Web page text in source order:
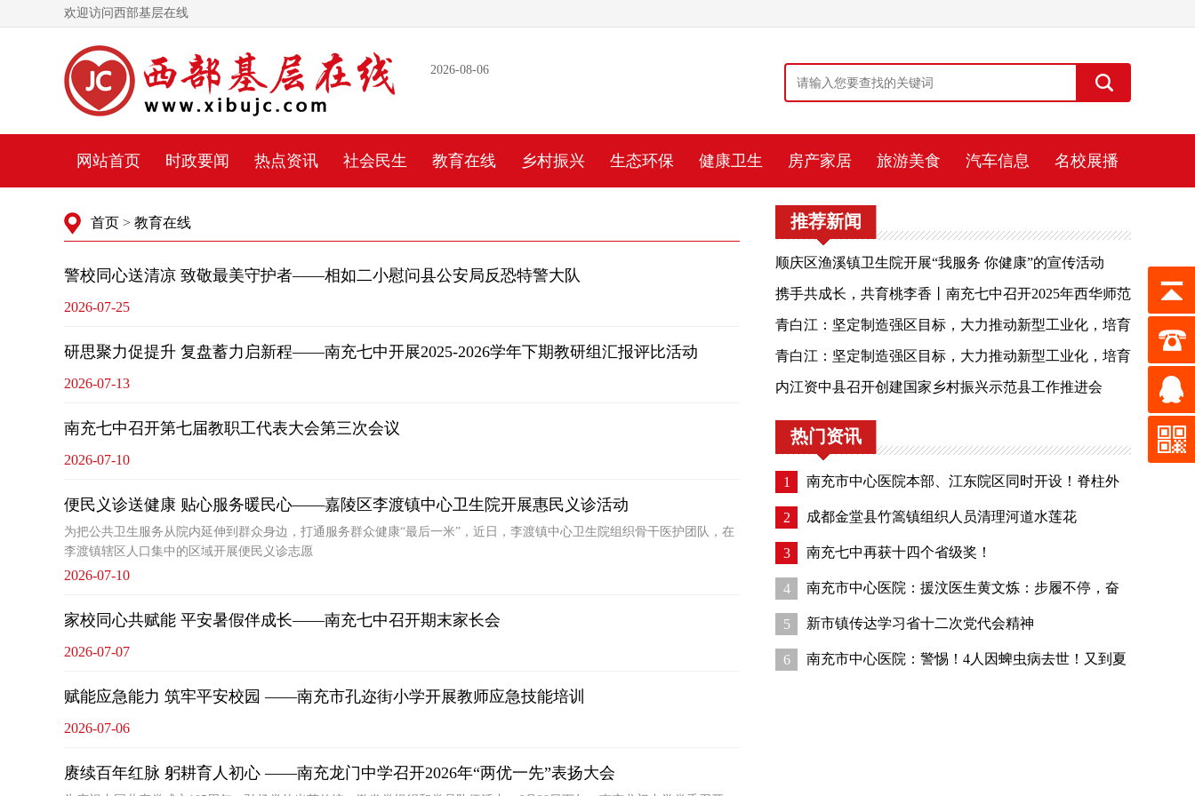
欢迎访问西部基层在线
2026-08-06
网站首页 时政要闻 热点资讯 社会民生 教育在线 乡村振兴 生态环保 健康卫生 房产家居 旅游美食 汽车信息 名校展播
首页 > 教育在线
警校同心送清凉 致敬最美守护者——相如二小慰问县公安局反恐特警大队
2026-07-25
研思聚力促提升 复盘蓄力启新程——南充七中开展2025-2026学年下期教研组汇报评比活动
2026-07-13
南充七中召开第七届教职工代表大会第三次会议
2026-07-10
便民义诊送健康 贴心服务暖民心——嘉陵区李渡镇中心卫生院开展惠民义诊活动
为把公共卫生服务从院内延伸到群众身边，打通服务群众健康“最后一米”，近日，李渡镇中心卫生院组织骨干医护团队，在
李渡镇辖区人口集中的区域开展便民义诊志愿
2026-07-10
家校同心共赋能 平安暑假伴成长——南充七中召开期末家长会
2026-07-07
赋能应急能力 筑牢平安校园 ——南充市孔迩街小学开展教师应急技能培训
2026-07-06
赓续百年红脉 躬耕育人初心 ——南充龙门中学召开2026年“两优一先”表扬大会
推荐新闻
顺庆区渔溪镇卫生院开展“我服务 你健康”的宣传活动
携手共成长，共育桃李香丨南充七中召开2025年西华师范
大学实习生见面会
青白江：坚定制造强区目标，大力推动新型工业化，培育
发展新质生产力，奋力实现老工业基地“二次振兴”
青白江：坚定制造强区目标，大力推动新型工业化，培育
发展新质生产力，奋力实现老工业基地“二次振兴”
内江资中县召开创建国家乡村振兴示范县工作推进会
热门资讯
1 南充市中心医院本部、江东院区同时开设！脊柱外
科门诊有这些知名专家坐诊……
2 成都金堂县竹篙镇组织人员清理河道水莲花
3 南充七中再获十四个省级奖！
4 南充市中心医院：援汶医生黄文炼：步履不停，奋
战一线
5 新市镇传达学习省十二次党代会精神
6 南充市中心医院：警惕！4人因蜱虫病去世！又到夏